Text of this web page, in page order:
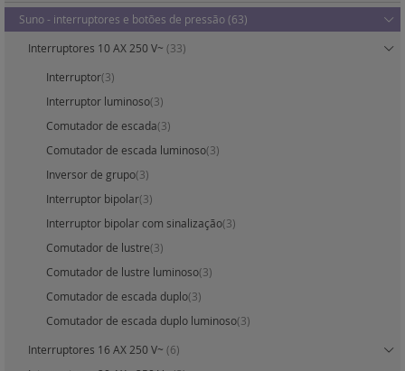
Suno - interruptores e botões de pressão(63)
Interruptores 10 AX 250 V~ (33)
Interruptor(3)
Interruptor luminoso(3)
Comutador de escada(3)
Comutador de escada luminoso(3)
Inversor de grupo(3)
Interruptor bipolar(3)
Interruptor bipolar com sinalização(3)
Comutador de lustre(3)
Comutador de lustre luminoso(3)
Comutador de escada duplo(3)
Comutador de escada duplo luminoso(3)
Interruptores 16 AX 250 V~ (6)